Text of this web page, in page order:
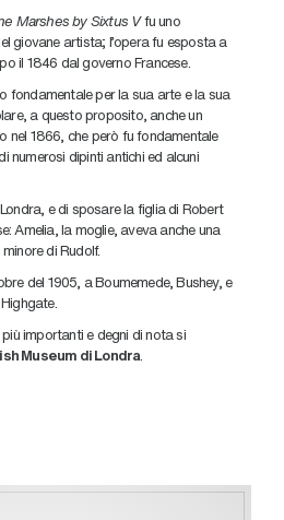
Marshes by Sixtus Vfu uno
giovane artista; l’opera fu esposta a
il 1846 dal governo Francese.
fondamentale per la sua arte e la sua
a questo proposito, anche un
nel 1866, che però fu fondamentale
numerosi dipinti antichi ed alcuni
e di sposare la figlia di Robert
Amelia, la moglie, aveva anche una
di Rudolf.
del 1905, a Boumemede, Bushey, e
importanti e degni di nota si
Museum di Londra